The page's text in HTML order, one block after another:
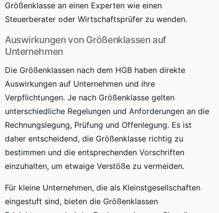
Größenklasse an einen Experten wie einen
Steuerberater oder Wirtschaftsprüfer zu wenden.
Auswirkungen von Größenklassen auf
Unternehmen
Die Größenklassen nach dem HGB haben direkte
Auswirkungen auf Unternehmen und ihre
Verpflichtungen. Je nach Größenklasse gelten
unterschiedliche Regelungen und Anforderungen an die
Rechnungslegung, Prüfung und Offenlegung. Es ist
daher entscheidend, die Größenklasse richtig zu
bestimmen und die entsprechenden Vorschriften
einzuhalten, um etwaige Verstöße zu vermeiden.
Für kleine Unternehmen, die als Kleinstgesellschaften
eingestuft sind, bieten die Größenklassen